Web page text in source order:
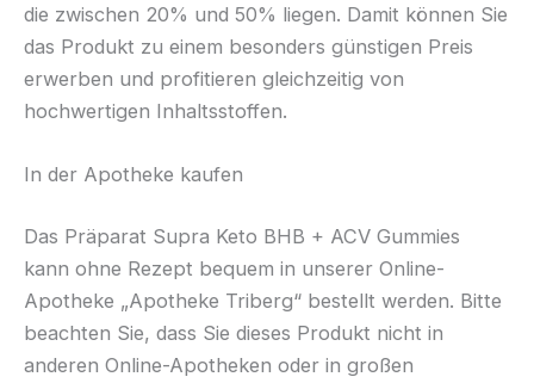
die zwischen 20% und 50% liegen. Damit können Sie
das Produkt zu einem besonders günstigen Preis
erwerben und profitieren gleichzeitig von
hochwertigen Inhaltsstoffen.
In der Apotheke kaufen
Das Präparat Supra Keto BHB + ACV Gummies
kann ohne Rezept bequem in unserer Online-
Apotheke „Apotheke Triberg“ bestellt werden. Bitte
beachten Sie, dass Sie dieses Produkt nicht in
anderen Online-Apotheken oder in großen